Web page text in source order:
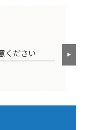
ください